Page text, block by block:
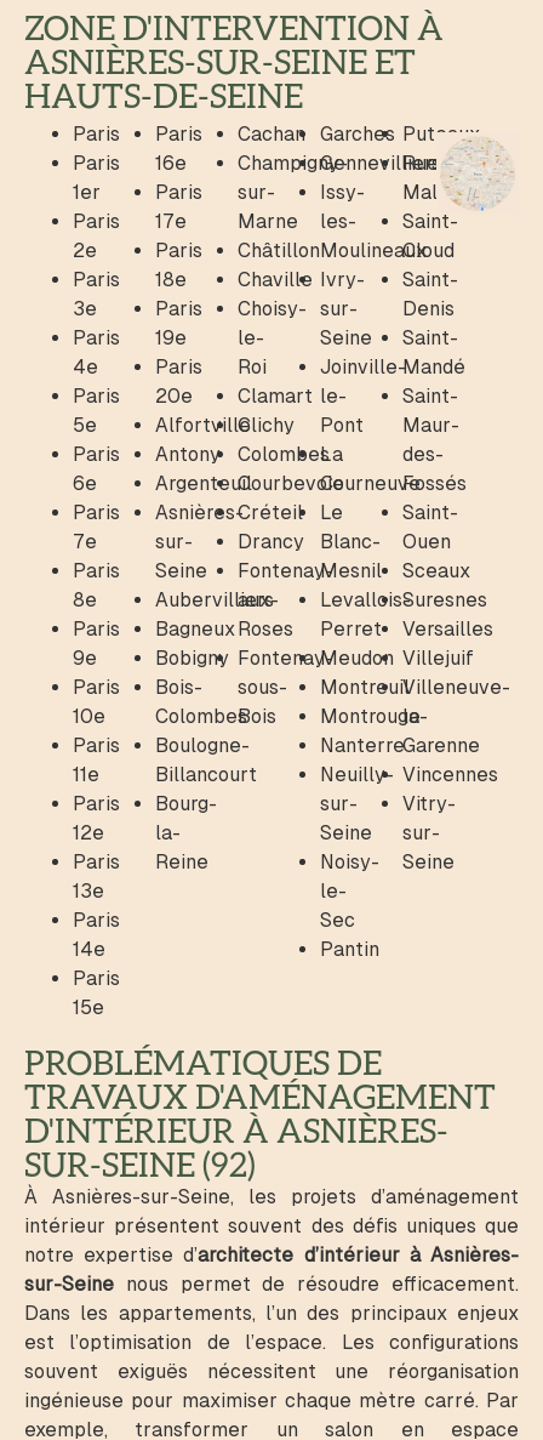
ZONE D'INTERVENTION À
ASNIÈRES-SUR-SEINE ET
HAUTS-DE-SEINE
Paris
Paris
1er
Paris
2e
Paris
3e
Paris
4e
Paris
5e
Paris
6e
Paris
7e
Paris
8e
Paris
9e
Paris
10e
Paris
11e
Paris
12e
Paris
13e
Paris
14e
Paris
15e
Paris
16e
Paris
17e
Paris
18e
Paris
19e
Paris
20e
Alfortville
Antony
Argenteuil
Asnières-
sur-
Seine
Aubervilliers
Bagneux
Bobigny
Bois-
Colombes
Boulogne-
Billancourt
Bourg-
la-
Reine
Cachan
Champigny-
sur-
Marne
Châtillon
Chaville
Choisy-
le-
Roi
Clamart
Clichy
Colombes
Courbevoie
Créteil
Drancy
Fontenay-
aux-
Roses
Fontenay-
sous-
Bois
Garches
Gennevilliers
Issy-
les-
Moulineaux
Ivry-
sur-
Seine
Joinville-
le-
Pont
La
Courneuve
Le
Blanc-
Mesnil
Levallois-
Perret
Meudon
Montreuil
Montrouge
Nanterre
Neuilly-
sur-
Seine
Noisy-
le-
Sec
Pantin
Puteaux
Rueil-
Malmaison
Saint-
Cloud
Saint-
Denis
Saint-
Mandé
Saint-
Maur-
des-
Fossés
Saint-
Ouen
Sceaux
Suresnes
Versailles
Villejuif
Villeneuve-
la-
Garenne
Vincennes
Vitry-
sur-
Seine
PROBLÉMATIQUES DE
TRAVAUX D'AMÉNAGEMENT
D'INTÉRIEUR À ASNIÈRES-
SUR-SEINE (92)
À Asnières-sur-Seine, les projets d’aménagement
intérieur présentent souvent des défis uniques que
notre expertise d’architecte d’intérieur à Asnières-
sur-Seine nous permet de résoudre efficacement.
Dans les appartements, l’un des principaux enjeux
est l’optimisation de l’espace. Les configurations
souvent exiguës nécessitent une réorganisation
ingénieuse pour maximiser chaque mètre carré. Par
exemple, transformer un salon en espace